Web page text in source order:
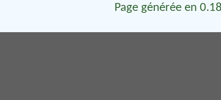
Page générée en